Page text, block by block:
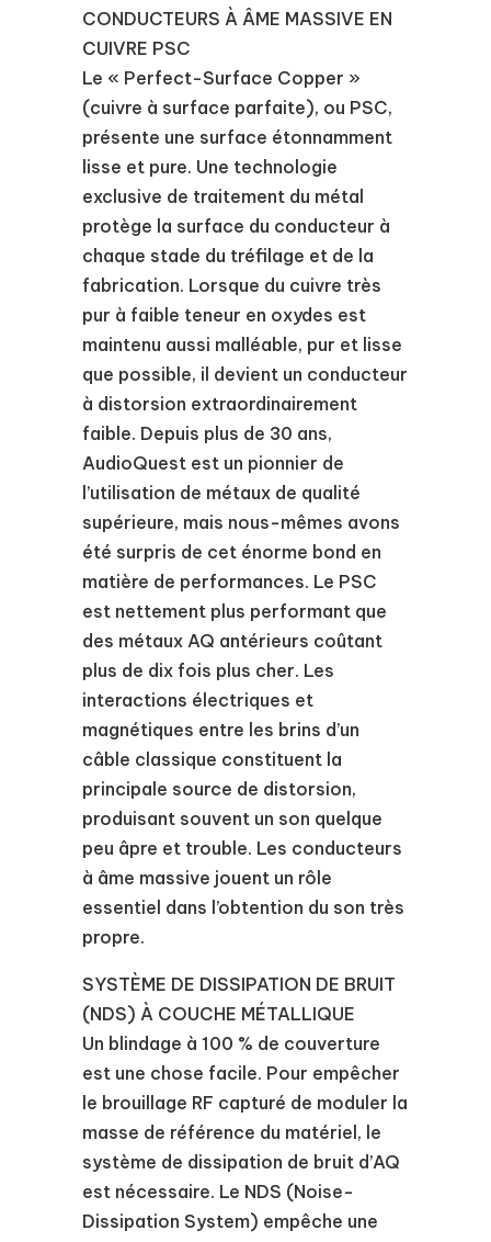
CONDUCTEURS À ÂME MASSIVE EN
CUIVRE PSC
Le « Perfect-Surface Copper »
(cuivre à surface parfaite), ou PSC,
présente une surface étonnamment
lisse et pure. Une technologie
exclusive de traitement du métal
protège la surface du conducteur à
chaque stade du tréfilage et de la
fabrication. Lorsque du cuivre très
pur à faible teneur en oxydes est
maintenu aussi malléable, pur et lisse
que possible, il devient un conducteur
à distorsion extraordinairement
faible. Depuis plus de 30 ans,
AudioQuest est un pionnier de
l’utilisation de métaux de qualité
supérieure, mais nous-mêmes avons
été surpris de cet énorme bond en
matière de performances. Le PSC
est nettement plus performant que
des métaux AQ antérieurs coûtant
plus de dix fois plus cher. Les
interactions électriques et
magnétiques entre les brins d’un
câble classique constituent la
principale source de distorsion,
produisant souvent un son quelque
peu âpre et trouble. Les conducteurs
à âme massive jouent un rôle
essentiel dans l’obtention du son très
propre.
SYSTÈME DE DISSIPATION DE BRUIT
(NDS) À COUCHE MÉTALLIQUE
Un blindage à 100 % de couverture
est une chose facile. Pour empêcher
le brouillage RF capturé de moduler la
masse de référence du matériel, le
système de dissipation de bruit d’AQ
est nécessaire. Le NDS (Noise-
Dissipation System) empêche une